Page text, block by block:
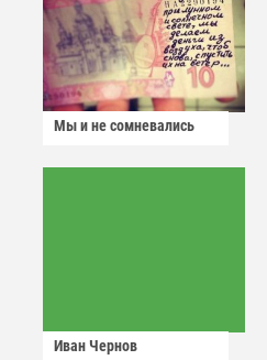
Мы и не сомневались
Иван Чернов